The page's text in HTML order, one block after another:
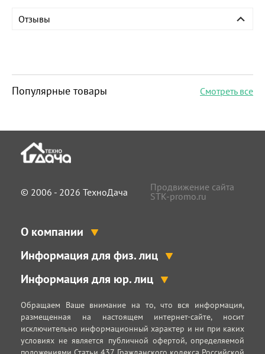
Отзывы
Популярные товары Смотреть все
© 2006 - 2026 ТехноДача
Продвижение сайта
STK-promo.ru
О компании
Информация для физ. лиц
Информация для юр. лиц
Обращаем Ваше внимание на то, что вся информация,
размещенная на настоящем интернет-сайте, носит
исключительно информационный характер и ни при каких
условиях не является публичной офертой, определяемой